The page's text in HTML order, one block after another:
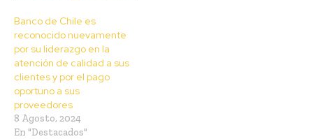
Banco de Chile es
reconocido nuevamente
por su liderazgo en la
atención de calidad a sus
clientes y por el pago
oportuno a sus
proveedores
8 Agosto, 2024
En "Destacados"